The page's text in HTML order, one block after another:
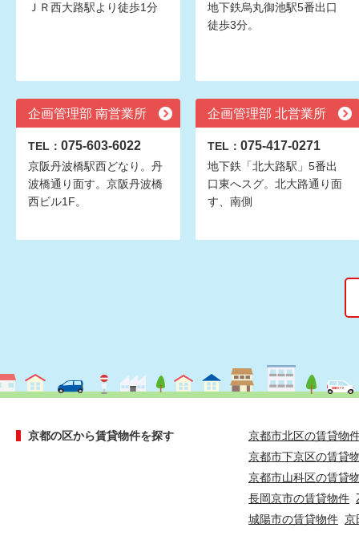
ＪＲ西大路駅より徒歩1分
地下鉄烏丸御池駅5番出口
徒歩3分。
企画管理部 南営業所
TEL： 075-603-6022
京阪丹波橋駅西どなり。丹
波橋通り面す。京阪丹波橋
西ビル1F。
企画管理部 北営業所
TEL： 075-417-0271
地下鉄「北大路駅」5番出
口東へスグ。北大路通り面
す、南側
京都の区から賃貸物件を探す
京都市北区の賃貸物
京都市下京区の賃貸
京都市山科区の賃貸
長岡京市の賃貸物件
城陽市の賃貸物件 京